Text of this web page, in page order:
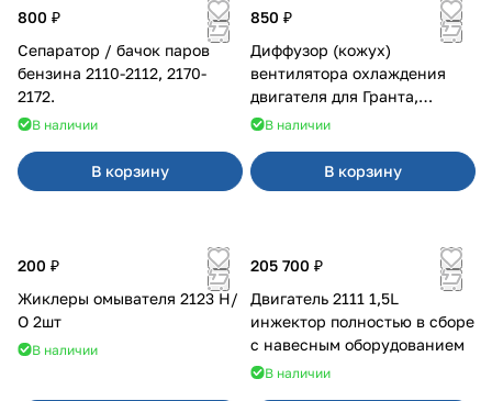
800 ₽
Сепаратор / бачок паров
бензина 2110-2112, 2170-
2172.
В наличии
В корзину
850 ₽
Диффузор (кожух)
вентилятора охлаждения
двигателя для Гранта,
Калина-2, Датсун нового
В наличии
В корзину
200 ₽
Жиклеры омывателя 2123 Н/
О 2шт
В наличии
205 700 ₽
Двигатель 2111 1,5L
инжектор полностью в сборе
с навесным оборудованием
В наличии